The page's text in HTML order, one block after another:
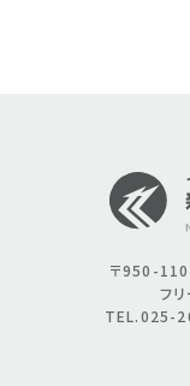
〒950-
フ
TEL.025-